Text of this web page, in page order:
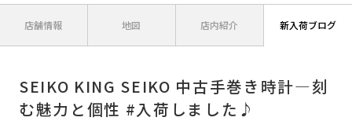
店舗情報 地図 店内紹介 新入荷ブログ
SEIKO KING SEIKO 中古手巻き時計―刻
む魅力と個性 #入荷しました♪